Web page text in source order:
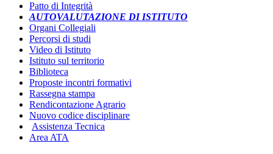
Patto di Integrità
AUTOVALUTAZIONE DI ISTITUTO
Organi Collegiali
Percorsi di studi
Video di Istituto
Istituto sul territorio
Biblioteca
Proposte incontri formativi
Rassegna stampa
Rendicontazione Agrario
Nuovo codice disciplinare
Assistenza Tecnica
Area ATA